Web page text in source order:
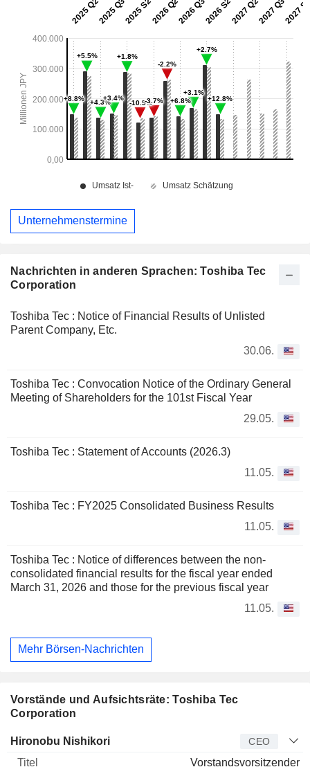
Nachrichten in anderen Sprachen: Toshiba Tec
Corporation
Toshiba Tec : Notice of Financial Results of Unlisted
Parent Company, Etc.
30.06.
Toshiba Tec : Convocation Notice of the Ordinary General
Meeting of Shareholders for the 101st Fiscal Year
29.05.
Toshiba Tec : Statement of Accounts (2026.3)
11.05.
Toshiba Tec : FY2025 Consolidated Business Results
11.05.
Toshiba Tec : Notice of differences between the non-
consolidated financial results for the fiscal year ended
March 31, 2026 and those for the previous fiscal year
11.05.
Mehr Börsen-Nachrichten
Vorstände und Aufsichtsräte: Toshiba Tec
Corporation
Manager Titel Alter
Hironobu Nishikori CEO
Vorstandsvorsitzender
Unternehmenstermine